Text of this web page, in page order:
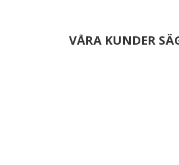
VÅRA KUNDER